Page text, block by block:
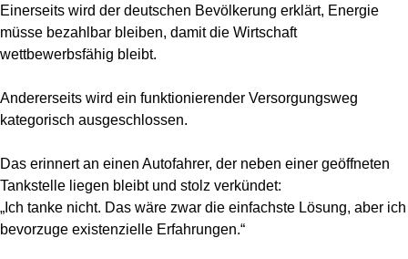
Einerseits wird der deutschen Bevölkerung erklärt, Energie
müsse bezahlbar bleiben, damit die Wirtschaft
wettbewerbsfähig bleibt.
Andererseits wird ein funktionierender Versorgungsweg
kategorisch ausgeschlossen.
Das erinnert an einen Autofahrer, der neben einer geöffneten
Tankstelle liegen bleibt und stolz verkündet:
„Ich tanke nicht. Das wäre zwar die einfachste Lösung, aber ich
bevorzuge existenzielle Erfahrungen.“